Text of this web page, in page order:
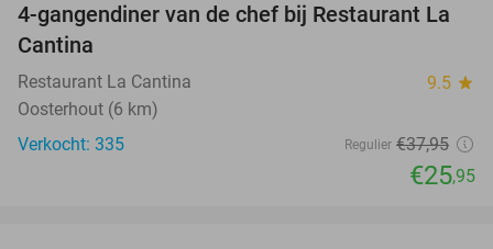
32%
4-gangendiner van de chef bij Restaurant La
Cantina
Restaurant La Cantina 9.5 star
Oosterhout (6 km)
Verkocht: 335
Regulier €37,95
€25,95